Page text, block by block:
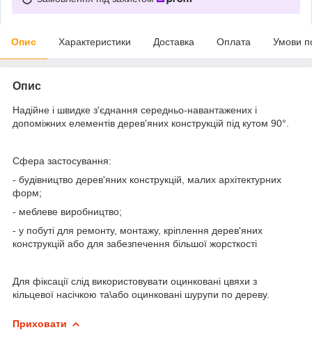
Опис Характеристики Доставка Оплата Умови
Опис
Надійне і швидке з'єднання середньо-навантажених і
допоміжних елементів дерев'яних конструкцій під кутом 90°.
Сфера застосування:
- будівництво дерев'яних конструкцій, малих архітектурних
форм;
- меблеве виробництво;
- у побуті для ремонту, монтажу, кріплення дерев'яних
конструкцій або для забезпечення більшої жорсткості
Для фіксації слід використовувати оцинковані цвяхи з
кільцевої насічкою та\або оцинковані шурупи по дереву.
Приховати